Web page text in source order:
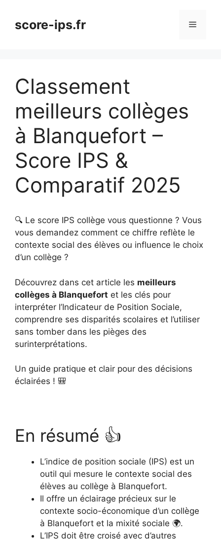
contenuscore-ips.fr Menu
Classement
meilleurs collèges
à Blanquefort –
Score IPS &
Comparatif 2025
🔍 Le score IPS collège vous questionne ? Vous
vous demandez comment ce chiffre reflète le
contexte social des élèves ou influence le choix
d’un collège ?
Découvrez dans cet article les meilleurs
collèges à Blanquefort et les clés pour
interpréter l’Indicateur de Position Sociale,
comprendre ses disparités scolaires et l’utiliser
sans tomber dans les pièges des
surinterprétations.
Un guide pratique et clair pour des décisions
éclairées ! 🎒
En résumé 👍
L’indice de position sociale (IPS) est un
outil qui mesure le contexte social des
élèves au collège à Blanquefort.
Il offre un éclairage précieux sur le
contexte socio-économique d’un collège
à Blanquefort et la mixité sociale 🌍.
L’IPS doit être croisé avec d’autres